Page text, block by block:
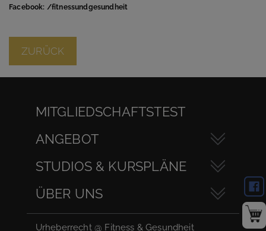
Facebook: /fitnessundgesundheit
ZURÜCK
MITGLIEDSCHAFTSTEST
ANGEBOT
STUDIOS & KURSPLÄNE
ÜBER UNS
Urheberrecht @ Fitness & Gesundheit